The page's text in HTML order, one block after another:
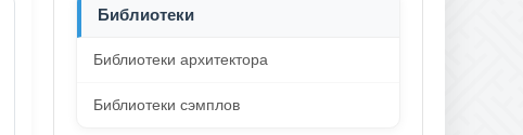
Библиотеки
Библиотеки архитектора
Библиотеки сэмплов